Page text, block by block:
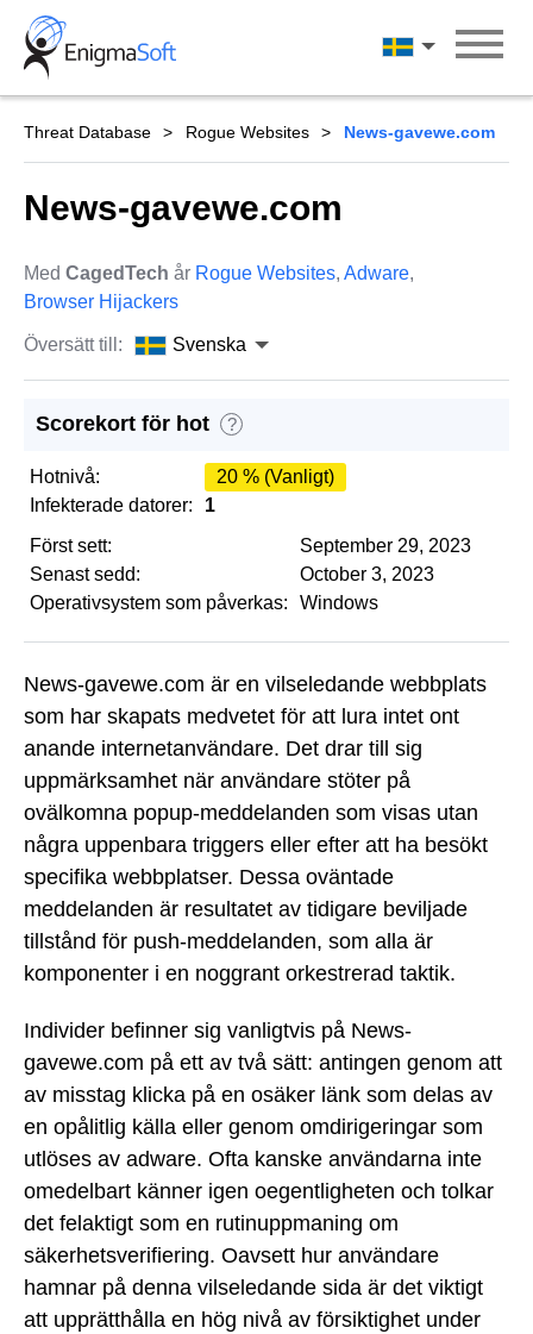
Skip
content
Svenska
Threat Database Rogue Websites News-gavewe.com
News-gavewe.com
Med CagedTech år Rogue Websites, Adware,
Browser Hijackers
Översätt till: Svenska
Scorekort för hot ?
Hotnivå:
20 % (Vanligt)
Infekterade datorer:
1
Först sett:
September 29, 2023
Senast sedd:
October 3, 2023
Operativsystem som påverkas:
Windows
News-gavewe.com är en vilseledande webbplats
som har skapats medvetet för att lura intet ont
anande internetanvändare. Det drar till sig
uppmärksamhet när användare stöter på
ovälkomna popup-meddelanden som visas utan
några uppenbara triggers eller efter att ha besökt
specifika webbplatser. Dessa oväntade
meddelanden är resultatet av tidigare beviljade
tillstånd för push-meddelanden, som alla är
komponenter i en noggrant orkestrerad taktik.
Individer befinner sig vanligtvis på News-
gavewe.com på ett av två sätt: antingen genom att
av misstag klicka på en osäker länk som delas av
en opålitlig källa eller genom omdirigeringar som
utlöses av adware. Ofta kanske användarna inte
omedelbart känner igen oegentligheten och tolkar
det felaktigt som en rutinuppmaning om
säkerhetsverifiering. Oavsett hur användare
hamnar på denna vilseledande sida är det viktigt
att upprätthålla en hög nivå av försiktighet under